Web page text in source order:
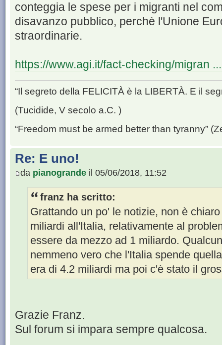
conteggia le spese per i migranti nel
disavanzo pubblico, perchè l'Unione
straordinarie.
https://www.agi.it/fact-checking/migran
“Il segreto della FELICITÀ è la LIBERTÀ. E il
(Tucidide, V secolo a.C. )
“Freedom must be armed better than tyranny”
Re: E uno!
da pianogrande il 05/06/2018, 11:52
franz ha scritto:
Grattando un po' le notizie, non è
miliardi all'Italia, relativamente al
essere da mezzo ad 1 miliardo.
nemmeno vero che l'Italia spende
era di 4.2 miliardi ma poi c'è stato il
Grazie Franz.
Sul forum si impara sempre qualcosa.